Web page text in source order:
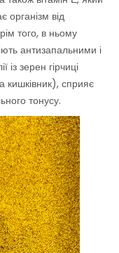
від
того, в ньому
антизапальними і
зерен гірчиці
сприяє
тонусу.